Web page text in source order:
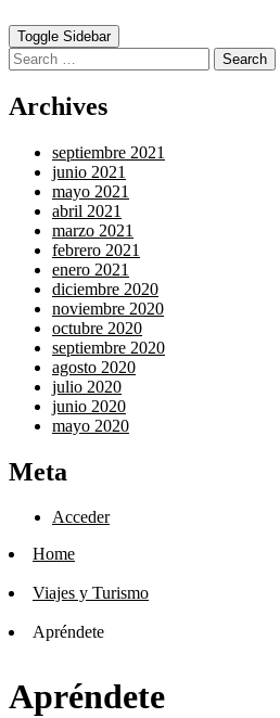
Toggle Sidebar
Search
Archives
septiembre 2021
junio 2021
mayo 2021
abril 2021
marzo 2021
febrero 2021
enero 2021
diciembre 2020
noviembre 2020
octubre 2020
septiembre 2020
agosto 2020
julio 2020
junio 2020
mayo 2020
Meta
Acceder
Home
Viajes y Turismo
Apréndete
Apréndete